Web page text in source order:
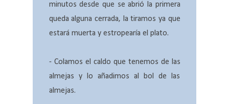
minutos desde que se abrió la primera
queda alguna cerrada, la tiramos ya que
estará muerta y estropearía el plato.
- Colamos el caldo que tenemos de las
almejas y lo añadimos al bol de las
almejas.